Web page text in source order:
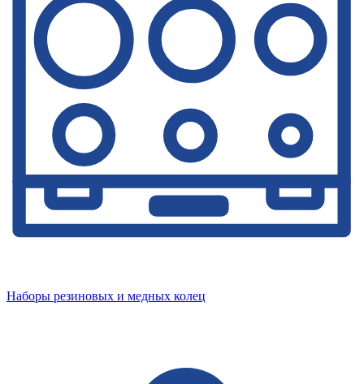
Наборы резиновых и медных колец